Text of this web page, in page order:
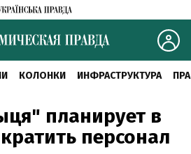
КОЛОНКИ ИНФРАСТРУКТУРА
планирует в
персонал